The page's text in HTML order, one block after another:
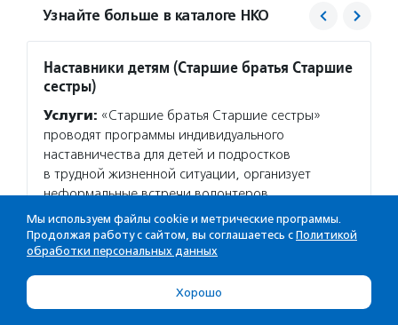
Узнайте больше в каталоге НКО
Наставники детям (Старшие братья Старшие
сестры)
Услуги: «Старшие братья Старшие сестры»
проводят программы индивидуального
наставничества для детей и подростков
в трудной жизненной ситуации, организует
неформальные встречи волонтеров
и обучающие тренинги для кандидатов
в наставники.
Волонтерство:
для детей, оставшихся без попечения родителей
и
Мы используем файлы cookie и метрические программы.
Продолжая работу с сайтом, вы соглашаетесь с Политикой
обработки персональных данных
Хорошо